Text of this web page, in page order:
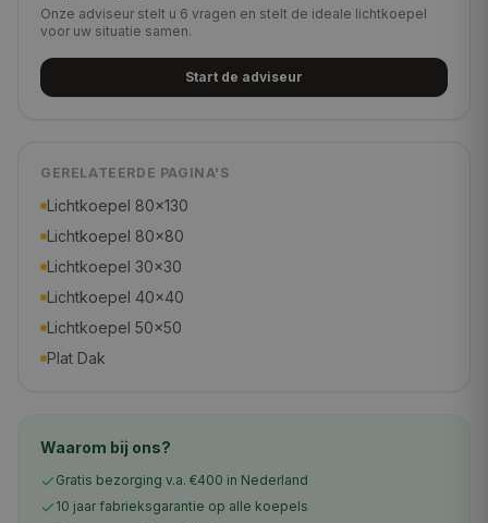
Onze adviseur stelt u 6 vragen en stelt de ideale lichtkoepel
voor uw situatie samen.
Start de adviseur
GERELATEERDE PAGINA'S
Lichtkoepel 80×130
Lichtkoepel 80×80
Lichtkoepel 30×30
Lichtkoepel 40×40
Lichtkoepel 50×50
Plat Dak
Waarom bij ons?
Gratis bezorging v.a. €400 in Nederland
10 jaar fabrieksgarantie op alle koepels